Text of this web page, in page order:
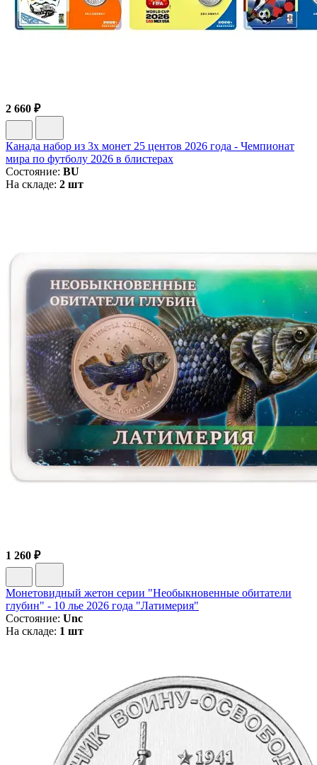
2 660 ₽
Канада набор из 3х монет 25 центов 2026 года - Чемпионат
мира по футболу 2026 в блистерах
Состояние: BU
На складе: 2 шт
1 260 ₽
Монетовидный жетон серии "Необыкновенные обитатели
глубин" - 10 лье 2026 года "Латимерия"
Состояние: Unc
На складе: 1 шт